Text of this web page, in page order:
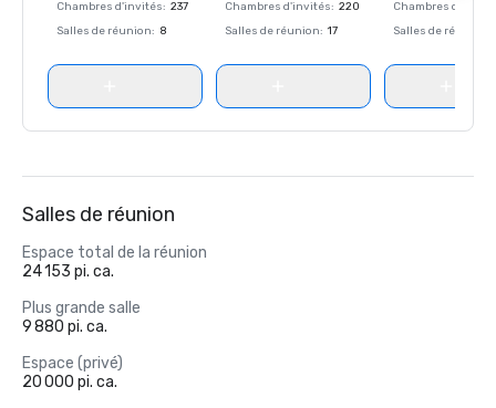
Chambres d'invités: 237
Salles de réunion: 8
Chambres d'invités: 220
Salles de réunion: 17
Chambres
Salles de réunion
Salles de réunion
Espace total de la réunion
24 153 pi. ca.
Plus grande salle
9 880 pi. ca.
Espace (privé)
20 000 pi. ca.